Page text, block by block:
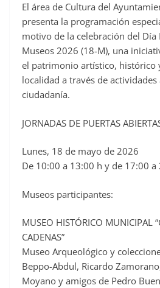
c
e
o
o
k
El área de Cultura del
presenta la programación
motivo de la celebración del
Museos 2026 (18-M), una
el patrimonio artístico, histórico
localidad a través de
ciudadanía.
JORNADAS DE PUERTAS
Lunes, 18 de mayo de 2026
De 10:00 a 13:00 h y de 17:00 a
Museos participantes:
MUSEO HISTÓRICO MUNICIPAL
CADENAS”
Museo Arqueológico y
Beppo-Abdul, Ricardo
Moyano y amigos de Pedro